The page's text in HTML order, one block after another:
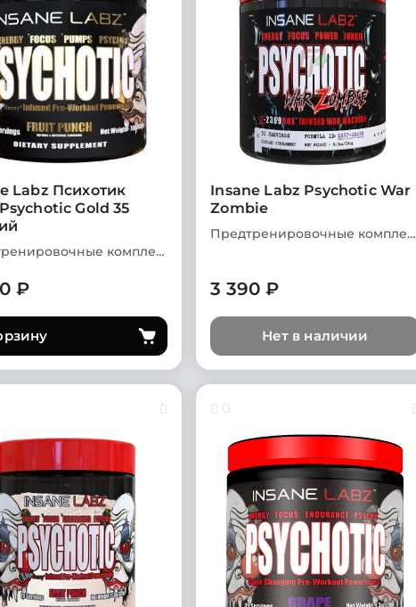
Labz Психотик
Gold 35
Предтренировочные комплексы
₽
Insane Labz Psychotic War
Zombie
Предтренировочные комплексы
3 390 ₽
Нет в наличии
0